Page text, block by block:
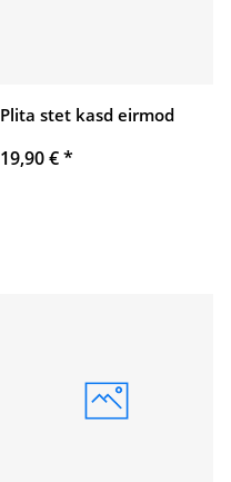
Plita stet kasd eirmod
19,90 €*